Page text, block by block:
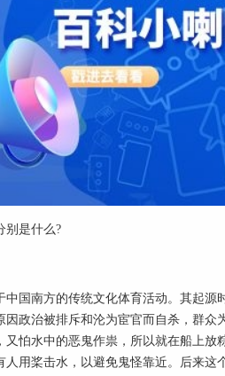
别是什么?
中国南方的传统文化体育活动。其起源
因政治被排斥和沦为宦官而 自杀 ，群众
怕水中的恶鬼作祟，所以就在船上放
人用桨击水，以避免鬼怪靠近。后来这